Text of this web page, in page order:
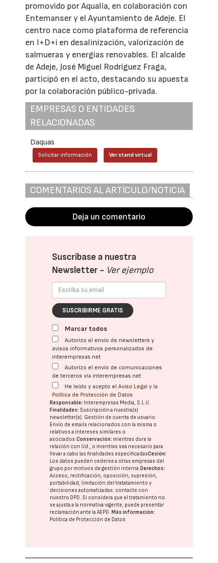
promovido por Aqualia, en colaboración con
Entemanser y el Ayuntamiento de Adeje. El
centro nace como plataforma de referencia
en I+D+i en desalinización, valorización de
salmueras y energías renovables. El alcalde
de Adeje, José Miguel Rodríguez Fraga,
participó en el acto, destacando su apuesta
por la colaboración público-privada.
EMPRESAS O ENTIDADES
RELACIONADAS
Daquas
Solicitar información Ver stand virtual
COMENTARIOS AL ARTÍCULO/NOTICIA
Deja un comentario
Suscríbase a nuestra
Newsletter - Ver ejemplo
SUSCRIBIRME GRATIS
Marcar todos
Autorizo el envío de newsletters y
avisos informativos personalizados de
interempresas.net
Autorizo el envío de comunicaciones
de terceros vía interempresas.net
He leído y acepto elAviso Legal y la
Política de Protección de Datos
Responsable: Interempresas Media, S.L.U.
Finalidades: Suscripción a nuestra(s)
newsletter(s). Gestión de cuenta de usuario.
Envío de emails relacionados con la misma o
relativos a intereses similares o
asociados.Conservación: mientras dure la
relación con Ud., o mientras sea necesario para
llevar a cabo las finalidades especificadasCesión:
Los datos pueden cederse a otras empresas del
grupo por motivos de gestión interna.Derechos:
Acceso, rectificación, oposición, supresión,
portabilidad, limitación del tratatamiento y
decisiones automatizadas: contacte con
nuestro DPD . Si considera que el tratamiento no
se ajusta a la normativa vigente, puede presentar
reclamación ante laAEPD .Más información:
Política de Protección de Datos